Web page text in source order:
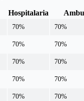
Hospitalaria
70% 70%
70% 70%
70% 70%
70% 70%
70% 70%